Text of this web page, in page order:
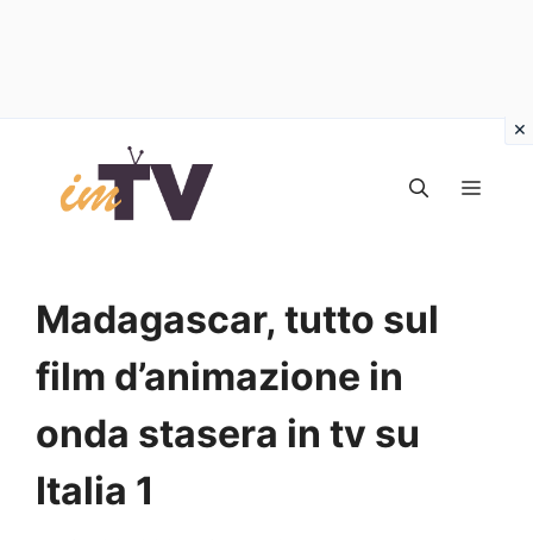
contenuto
Madagascar, tutto sul
film d’animazione in
onda stasera in tv su
Italia 1